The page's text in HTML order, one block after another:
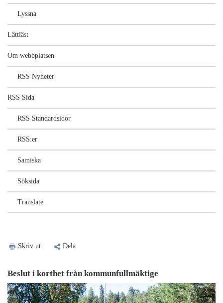
Lyssna
Lättläst
Om webbplatsen
RSS Nyheter
RSS Sida
RSS Standardsidor
RSS:er
Samiska
Söksida
Translate
Skriv ut Dela
Beslut i korthet från kommunfullmäktige